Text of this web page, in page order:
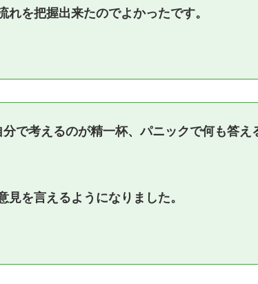
を把握出来たのでよかったです。
で考えるのが精一杯、パニックで何も答え
を言えるようになりました。